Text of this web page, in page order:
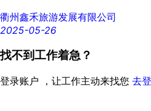
衢州鑫禾旅游发展有限公司
2025-05-26
找不到工作着急？
登录账户 ，让工作主动来找您 去